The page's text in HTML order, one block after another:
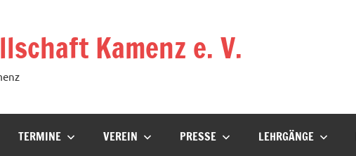
Kamenz e. V.
TERMINE VEREIN PRESSE LEHRGÄNGE